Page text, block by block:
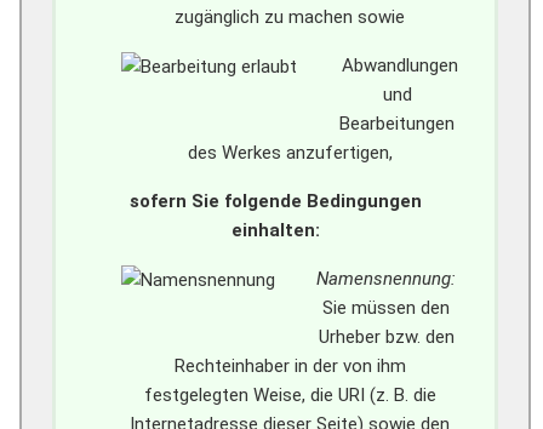
zugänglich zu machen sowie
Abwandlungen
und
Bearbeitungen
des Werkes anzufertigen,
sofern Sie folgende Bedingungen
einhalten:
Namensnennung:
Sie müssen den
Urheber bzw. den
Rechteinhaber in der von ihm
festgelegten Weise, die URI (z. B. die
Internetadresse dieser Seite) sowie den